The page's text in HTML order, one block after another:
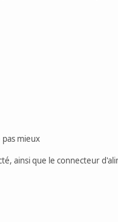
mieux
ainsi que le connecteur